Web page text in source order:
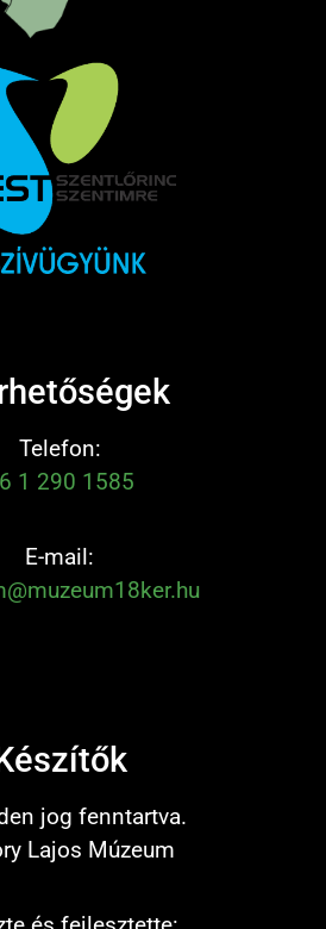
Telefon:
1 290 1585
E-mail:
jog fenntartva.
Lajos Múzeum